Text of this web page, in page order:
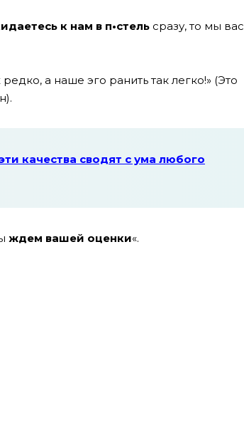
к нам в п•стель сразу, то мы вас
а наше эго ранить так легко!» (Это
качества сводят с ума любого
ждем вашей оценки«.